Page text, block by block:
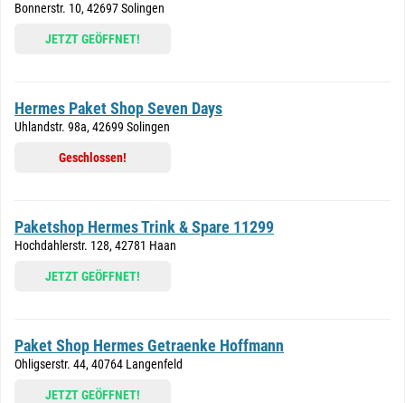
Bonnerstr. 10, 42697 Solingen
JETZT GEÖFFNET!
Hermes Paket Shop Seven Days
Uhlandstr. 98a, 42699 Solingen
Geschlossen!
Paketshop Hermes Trink & Spare 11299
Hochdahlerstr. 128, 42781 Haan
JETZT GEÖFFNET!
Paket Shop Hermes Getraenke Hoffmann
Ohligserstr. 44, 40764 Langenfeld
JETZT GEÖFFNET!